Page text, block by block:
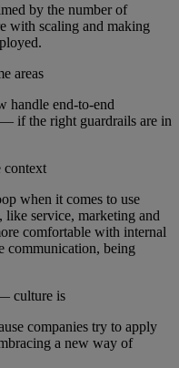
by the number of
with scaling and making
areas
handle end-to-end
if the right guardrails are in
context
when it comes to use
like service, marketing and
comfortable with internal
communication, being
culture is
companies try to apply
a new way of